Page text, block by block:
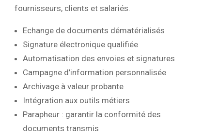
fournisseurs, clients et salariés.
Echange de documents dématérialisés
Signature électronique qualifiée
Automatisation des envoies et signatures
Campagne d’information personnalisée
Archivage à valeur probante
Intégration aux outils métiers
Parapheur : garantir la conformité des
documents transmis